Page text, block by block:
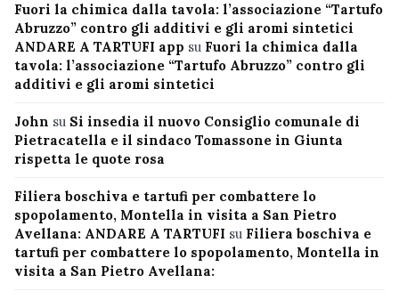
Fuori la chimica dalla tavola: l’associazione “Tartufo
Abruzzo” contro gli additivi e gli aromi sintetici
ANDARE A TARTUFI app su Fuori la chimica dalla
tavola: l’associazione “Tartufo Abruzzo” contro gli
additivi e gli aromi sintetici
John su Si insedia il nuovo Consiglio comunale di
Pietracatella e il sindaco Tomassone in Giunta
rispetta le quote rosa
Filiera boschiva e tartufi per combattere lo
spopolamento, Montella in visita a San Pietro
Avellana: ANDARE A TARTUFI su Filiera boschiva e
tartufi per combattere lo spopolamento, Montella in
visita a San Pietro Avellana: